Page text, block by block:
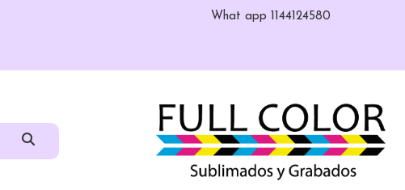
What app 1144124580